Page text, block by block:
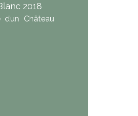
2018
Château